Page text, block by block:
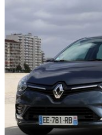
Utilitaires
Flottes
Auto
Services
Forum